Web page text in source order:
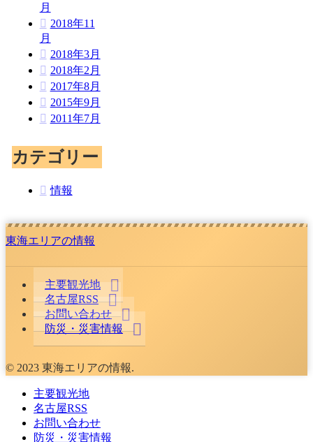
月
2018年11
月
2018年3月
2018年2月
2017年8月
2015年9月
2011年7月
カテゴリー
情報
東海エリアの情報
主要観光地
名古屋RSS
お問い合わせ
防災・災害情報
© 2023 東海エリアの情報.
主要観光地
名古屋RSS
お問い合わせ
防災・災害情報